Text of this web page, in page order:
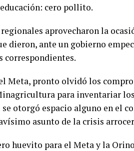
cero pollito.
aprovecharon la
dieron, ante un gobierno
correspondientes.
Meta, pronto olvidó los
para inventariar
se otorgó espacio alguno en el
asunto de la crisis
huevito para el Meta y la